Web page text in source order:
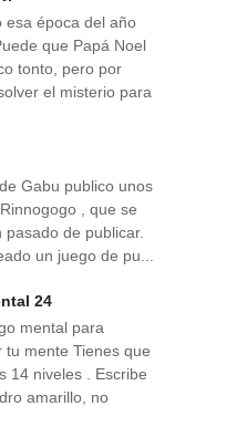
esa época del año
que Papá Noel
tonto, pero por
el misterio para
Gabu publico unos
, que se
pasado de publicar.
un juego de pu...
24
mental para
tu mente Tienes que
14 niveles . Escribe
amarillo, no